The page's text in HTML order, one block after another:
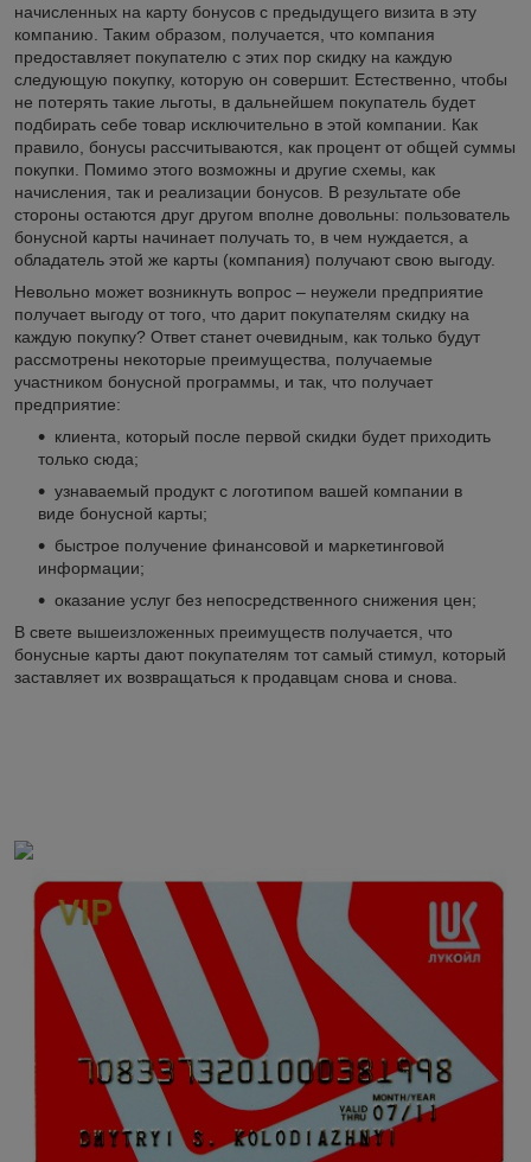
начисленных на карту бонусов с предыдущего визита в эту
компанию. Таким образом, получается, что компания
предоставляет покупателю с этих пор скидку на каждую
следующую покупку, которую он совершит. Естественно, чтобы
не потерять такие льготы, в дальнейшем покупатель будет
подбирать себе товар исключительно в этой компании. Как
правило, бонусы рассчитываются, как процент от общей суммы
покупки. Помимо этого возможны и другие схемы, как
начисления, так и реализации бонусов. В результате обе
стороны остаются друг другом вполне довольны: пользователь
бонусной карты начинает получать то, в чем нуждается, а
обладатель этой же карты (компания) получают свою выгоду.
Невольно может возникнуть вопрос – неужели предприятие
получает выгоду от того, что дарит покупателям скидку на
каждую покупку? Ответ станет очевидным, как только будут
рассмотрены некоторые преимущества, получаемые
участником бонусной программы, и так, что получает
предприятие:
клиента, который после первой скидки будет приходить
только сюда;
узнаваемый продукт с логотипом вашей компании в
виде бонусной карты;
быстрое получение финансовой и маркетинговой
информации;
оказание услуг без непосредственного снижения цен;
В свете вышеизложенных преимуществ получается, что
бонусные карты дают покупателям тот самый стимул, который
заставляет их возвращаться к продавцам снова и снова.